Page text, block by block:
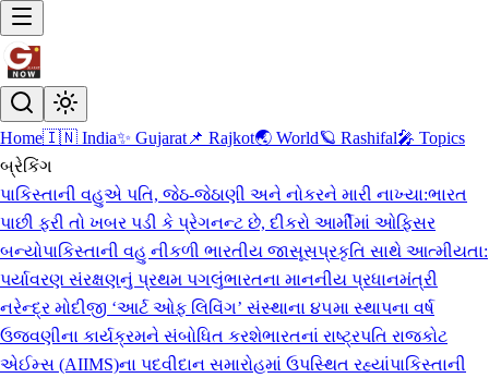
Home🇮🇳 India✨ Gujarat 📌 Rajkot🌏 World🪐 Rashifal🎤 Topics
બ્રેકિંગ
પાકિસ્તાની વહુએ પતિ, જેઠ-જેઠાણી અને નોકરને મારી નાખ્યા:ભારત
પાછી ફરી તો ખબર પડી કે પ્રેગનન્ટ છે, દીકરો આર્મીમાં ઓફિસર
બન્યોપાકિસ્તાની વહુ નીકળી ભારતીય જાસૂસપ્રકૃતિ સાથે આત્મીયતા:
પર્યાવરણ સંરક્ષણનું પ્રથમ પગલુંભારતના માનનીય પ્રધાનમંત્રી
નરેન્દ્ર મોદીજી ‘આર્ટ ઓફ લિવિંગ’ સંસ્થાના ૪૫મા સ્થાપના વર્ષ
ઉજવણીના કાર્યક્રમને સંબોધિત કરશેભારતનાં રાષ્ટ્રપતિ રાજકોટ
એઈમ્સ (AIIMS)ના પદવીદાન સમારોહમાં ઉપસ્થિત રહ્યાંપાકિસ્તાની